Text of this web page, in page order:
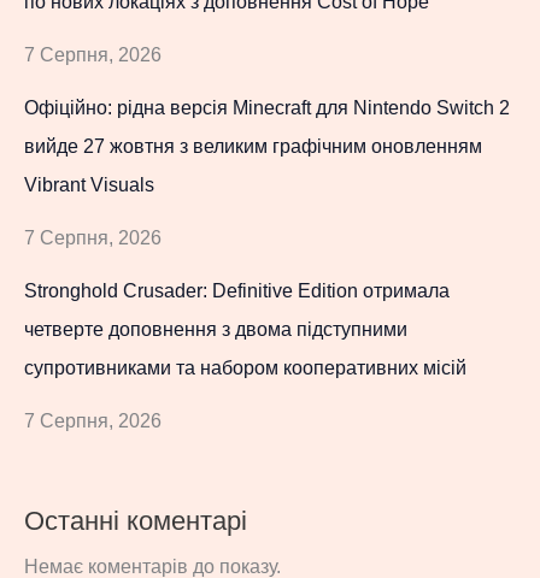
7 Серпня, 2026
Офіційно: рідна версія Minecraft для Nintendo Switch 2
вийде 27 жовтня з великим графічним оновленням
Vibrant Visuals
7 Серпня, 2026
Stronghold Crusader: Definitive Edition отримала
четверте доповнення з двома підступними
супротивниками та набором кооперативних місій
7 Серпня, 2026
Останні коментарі
Немає коментарів до показу.